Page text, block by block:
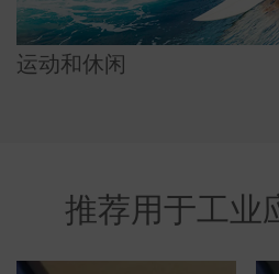
运动和休闲
推荐用于工业